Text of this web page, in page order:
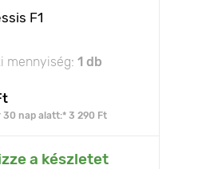
F1
mennyiség: 1 db
30 nap alatt:* 3 290 Ft
a készletet